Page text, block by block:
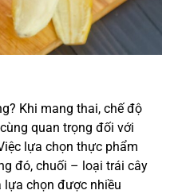
Khi mang thai, chế độ
quan trọng đối với
lựa chọn thực phẩm
đó, chuối – loại trái cây
lựa chọn được nhiều